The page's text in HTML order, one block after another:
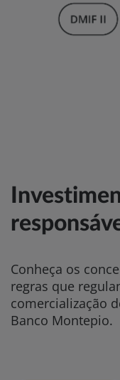
Conheça os
regras que
comercialização
Banco Montepio.